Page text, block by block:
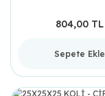
804,00 TL
Sepete Ekle